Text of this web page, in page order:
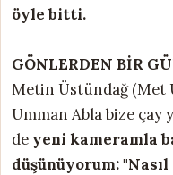
öyle bitti.
GÖNLERDEN BİR
Metin Üstündağ (Met
Umman Abla bize
de yeni kameramla
düşünüyorum: